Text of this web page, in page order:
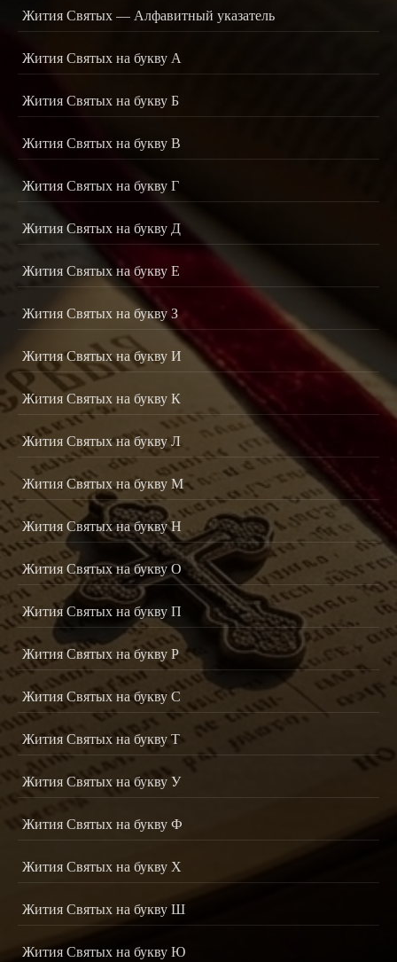
Жития Святых — Алфавитный указатель
Жития Святых на букву А
Жития Святых на букву Б
Жития Святых на букву В
Жития Святых на букву Г
Жития Святых на букву Д
Жития Святых на букву Е
Жития Святых на букву З
Жития Святых на букву И
Жития Святых на букву К
Жития Святых на букву Л
Жития Святых на букву М
Жития Святых на букву Н
Жития Святых на букву О
Жития Святых на букву П
Жития Святых на букву Р
Жития Святых на букву С
Жития Святых на букву Т
Жития Святых на букву У
Жития Святых на букву Ф
Жития Святых на букву Х
Жития Святых на букву Ш
Жития Святых на букву Ю